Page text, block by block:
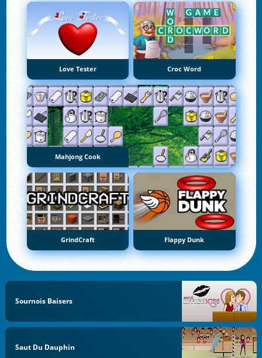
Love Tester Croc Word
Mahjong Cook
GrindCraft Flappy Dunk
Sournois Baisers
Saut Du Dauphin